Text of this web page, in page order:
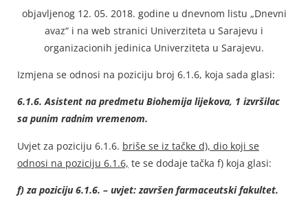
objavljenog 12. 05. 2018. godine u dnevnom listu „Dnevni
avaz“ i na web stranici Univerziteta u Sarajevu i
organizacionih jedinica Univerziteta u Sarajevu.
Izmjena se odnosi na poziciju broj 6.1.6, koja sada glasi:
6.1.6. Asistent na predmetu Biohemija lijekova, 1 izvršilac
sa punim radnim vremenom.
Uvjet za poziciju 6.1.6. briše se iz tačke d), dio koji se
odnosi na poziciju 6.1.6, te se dodaje tačka f) koja glasi:
f) za poziciju 6.1.6. – uvjet: završen farmaceutski fakultet.